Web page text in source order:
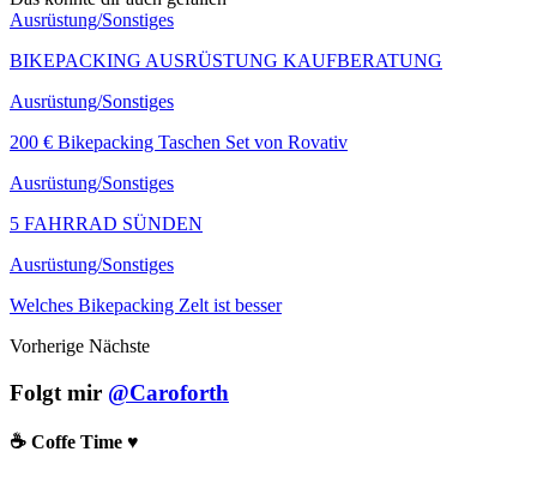
Ausrüstung/Sonstiges
BIKEPACKING AUSRÜSTUNG KAUFBERATUNG
Ausrüstung/Sonstiges
200 € Bikepacking Taschen Set von Rovativ
Ausrüstung/Sonstiges
5 FAHRRAD SÜNDEN
Ausrüstung/Sonstiges
Welches Bikepacking Zelt ist besser
Vorherige Nächste
Folgt mir @Caroforth
☕️ Coffe Time ♥️